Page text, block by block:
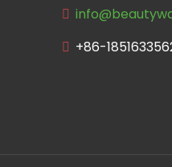
+86-